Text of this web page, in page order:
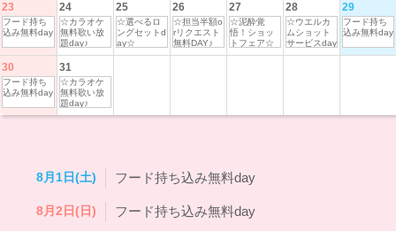
23
フード持ち
込み無料day
24
☆カラオケ
無料歌い放
題day♪
25
☆選べるロ
ングセットd
ay☆
26
☆担当半額o
rリクエスト
無料DAY♪
27
☆泥酔覚
悟！ショッ
トフェア☆
28
☆ウエルカ
ムショット
サービスday
29
フード持ち
込み無料day
30
フード持ち
込み無料day
31
☆カラオケ
無料歌い放
題day♪
8月1日(土) フード持ち込み無料day
8月2日(日) フード持ち込み無料day